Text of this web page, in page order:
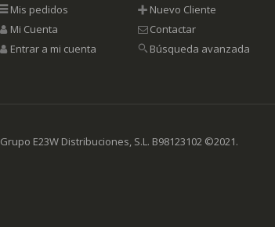
Mis pedidos
Mi Cuenta
Entrar a mi cuenta
Nuevo Cliente
Contactar
Búsqueda avanzada
Grupo E23W Distribuciones, S.L. B98123102 ©2021.